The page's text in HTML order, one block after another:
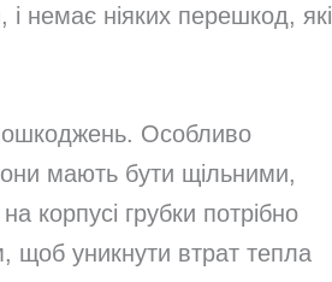
немає ніяких перешкод, які
Особливо
мають бути щільними,
корпусі грубки потрібно
щоб уникнути втрат тепла